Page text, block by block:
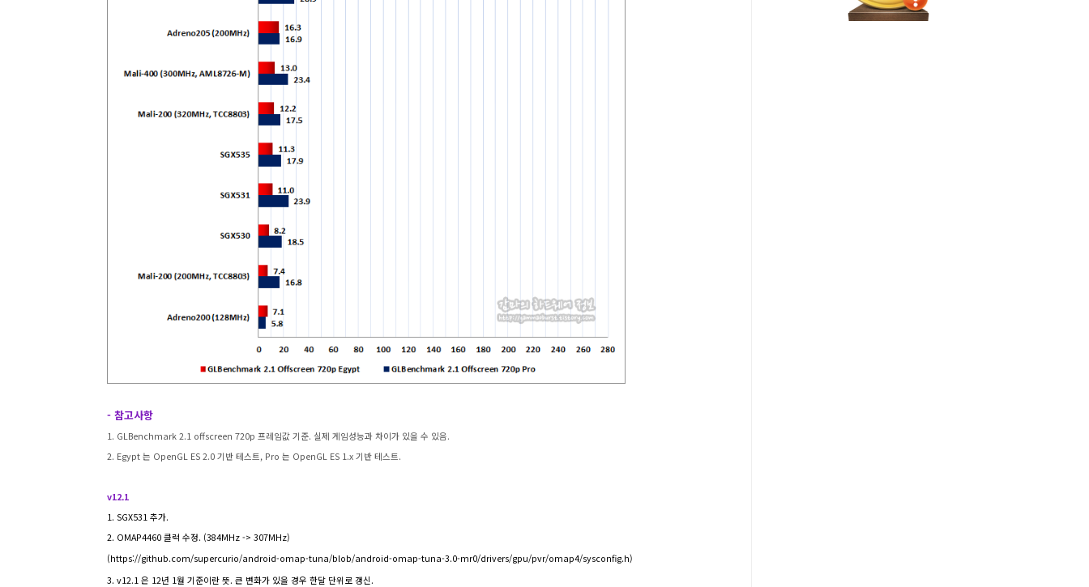
- 참고사항
1. GLBenchmark 2.1 offscreen 720p 프레임값 기준. 실제 게임성능과 차이가 있을 수 있음.
2. Egypt 는 OpenGL ES 2.0 기반 테스트, Pro 는 OpenGL ES 1.x 기반 테스트.
v12.1
1. SGX531 추가.
2. OMAP4460 클럭 수정. (384MHz -> 307MHz)
(https://github.com/supercurio/android-omap-tuna/blob/android-omap-tuna-3.0-mr0/drivers/gpu/pvr/omap4/sysconfig.h)
3. v12.1 은 12년 1월 기준이란 뜻. 큰 변화가 있을 경우 한달 단위로 갱신.